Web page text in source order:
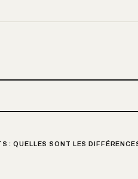
: QUELLES SONT LES